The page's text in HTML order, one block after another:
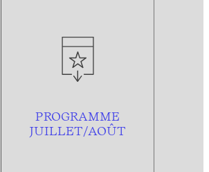
PROGRAMME
JUILLET/AOÛT